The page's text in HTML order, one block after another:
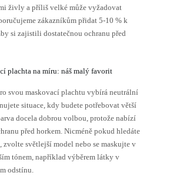
živly a příliš velké může vyžadovat
zákazníkům přidat 5-10 % k
si zajistili dostatečnou ochranu před
plachta na míru: náš malý favorit
svou maskovací plachtu vybírá neutrální
situace, kdy budete potřebovat větší
docela dobrou volbou, protože nabízí
před horkem. Nicméně pokud hledáte
světlejší model nebo se maskujte v
tónem, například výběrem látky v
odstínu.